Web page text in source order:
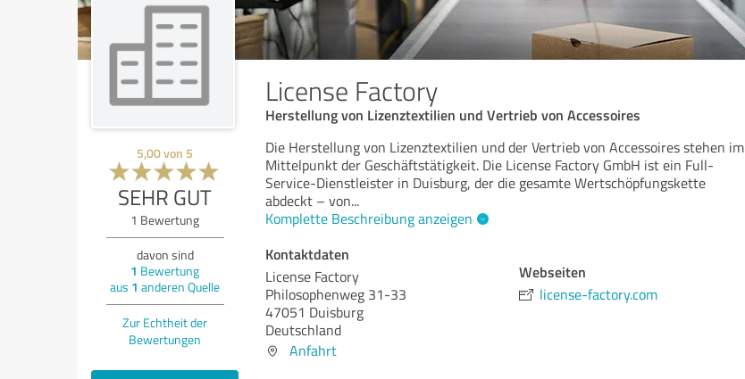
License Factory
Herstellung von Lizenztextilien und Vertrieb von Accessoires
5,00von 5
SEHR GUT
1 Bewertung
davon sind
1 Bewertung
aus 1 anderen Quelle
Zur Echtheit der
Bewertungen
Die Herstellung von Lizenztextilien und der Vertrieb von Accessoires stehen im
Mittelpunkt der Geschäftstätigkeit. Die License Factory GmbH ist ein Full-
Service-Dienstleister in Duisburg, der die gesamte Wertschöpfungskette
abdeckt – von...
Komplette Beschreibung anzeigen
Kontaktdaten
License Factory
Philosophenweg 31-33
47051 Duisburg
Deutschland
Anfahrt
Webseiten
license-factory.com